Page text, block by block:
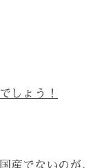
しょう！
産でないのが、